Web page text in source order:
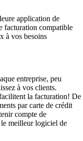
application de
facturation compatible
à vos besoins
entreprise, peu
à vos clients.
la facturation! De
par carte de crédit
compte de
le meilleur logiciel de